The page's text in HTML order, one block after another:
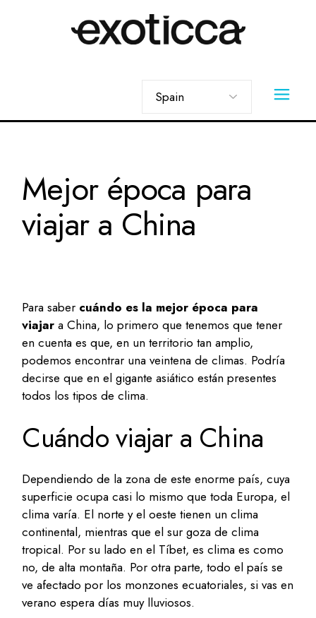
idioma
Mejor época para
viajar a China
Para saber cuándo es la mejor época para
viajar a China, lo primero que tenemos que tener
en cuenta es que, en un territorio tan amplio,
podemos encontrar una veintena de climas. Podría
decirse que en el gigante asiático están presentes
todos los tipos de clima.
Cuándo viajar a China
Dependiendo de la zona de este enorme país, cuya
superficie ocupa casi lo mismo que toda Europa, el
clima varía. El norte y el oeste tienen un clima
continental, mientras que el sur goza de clima
tropical. Por su lado en el Tíbet, es clima es como
no, de alta montaña. Por otra parte, todo el país se
ve afectado por los monzones ecuatoriales, si vas en
verano espera días muy lluviosos.